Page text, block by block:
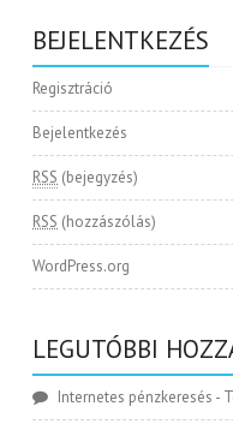
BEJELENTKEZÉS
Regisztráció
Bejelentkezés
RSS (bejegyzés)
RSS (hozzászólás)
WordPress.org
LEGUTÓBBI
Internetes pénzkeresés -